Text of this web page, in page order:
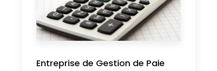
Entreprise de Gestion de Paie